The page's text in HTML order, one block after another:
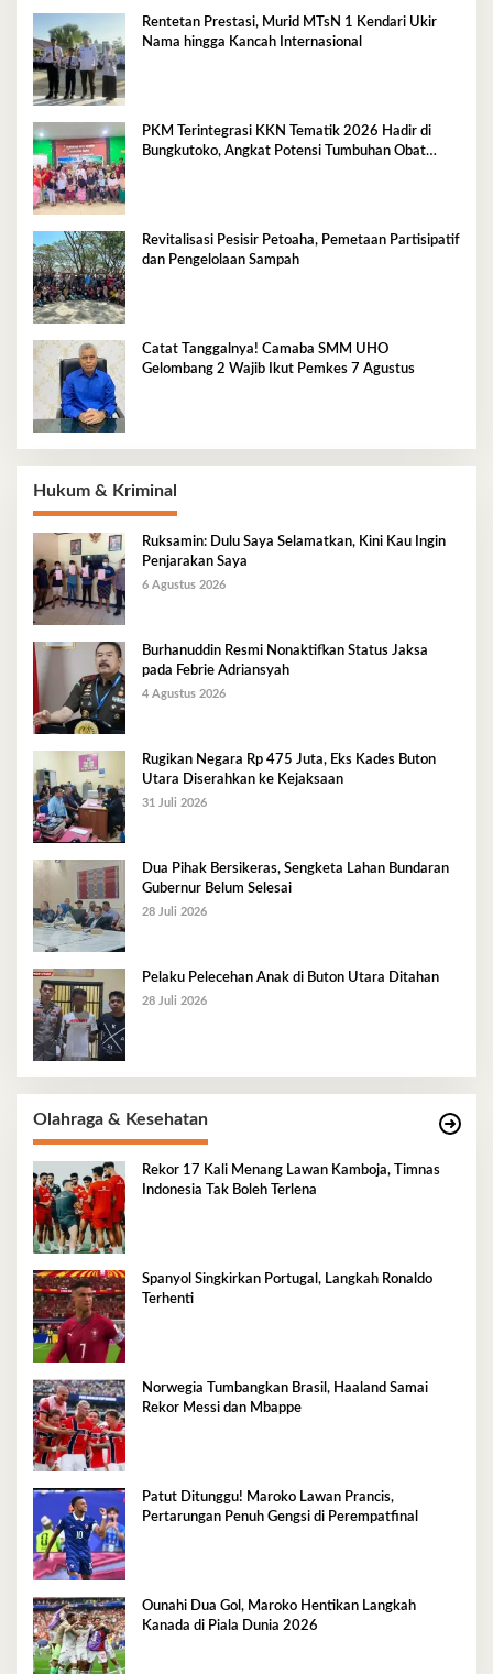
Rentetan Prestasi, Murid MTsN 1 Kendari Ukir
Nama hingga Kancah Internasional
PKM Terintegrasi KKN Tematik 2026 Hadir di
Bungkutoko, Angkat Potensi Tumbuhan Obat
Revitalisasi Pesisir Petoaha, Pemetaan Partisipatif
dan Pengelolaan Sampah
Catat Tanggalnya! Camaba SMM UHO
Gelombang 2 Wajib Ikut Pemkes 7 Agustus
Hukum & Kriminal
Ruksamin: Dulu Saya Selamatkan, Kini Kau Ingin
Penjarakan Saya
6 Agustus 2026
Burhanuddin Resmi Nonaktifkan Status Jaksa
pada Febrie Adriansyah
4 Agustus 2026
Rugikan Negara Rp 475 Juta, Eks Kades Buton
Utara Diserahkan ke Kejaksaan
31 Juli 2026
Dua Pihak Bersikeras, Sengketa Lahan Bundaran
Gubernur Belum Selesai
28 Juli 2026
Pelaku Pelecehan Anak di Buton Utara Ditahan
28 Juli 2026
Olahraga & Kesehatan
Rekor 17 Kali Menang Lawan Kamboja, Timnas
Indonesia Tak Boleh Terlena
Spanyol Singkirkan Portugal, Langkah Ronaldo
Terhenti
Norwegia Tumbangkan Brasil, Haaland Samai
Rekor Messi dan Mbappe
Patut Ditunggu! Maroko Lawan Prancis,
Pertarungan Penuh Gengsi di Perempatfinal
Ounahi Dua Gol, Maroko Hentikan Langkah
Kanada di Piala Dunia 2026